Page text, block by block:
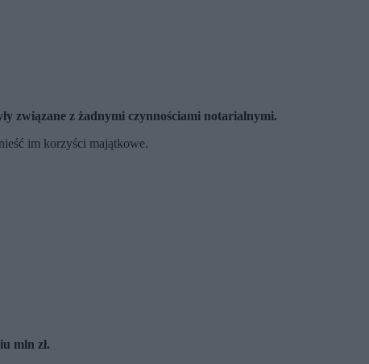
związane z żadnymi czynnościami notarialnymi.
im korzyści majątkowe.
mln zł.